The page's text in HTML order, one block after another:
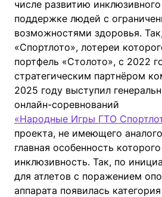
числе развитию
поддержке людей с
возможностями здоровья.
«Спортлото», лотереи
портфель «Столото», с 2022
стратегическим партнёром
2025 году выступил
онлайн-соревнований
«Народные Игры ГТО
проекта, не имеющего
главная особенность
инклюзивность. Так, по
для атлетов с поражением
аппарата появилась